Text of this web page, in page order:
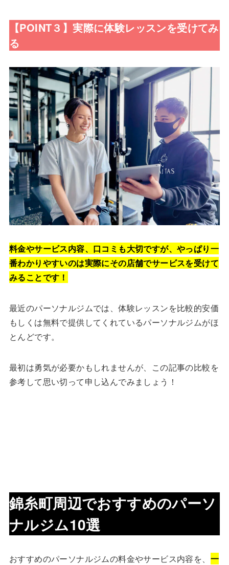
【POINT３】実際に体験レッスンを受けてみ
る
料金やサービス内容、口コミも大切ですが、やっぱり一
番わかりやすいのは実際にその店舗でサービスを受けて
みることです！
最近のパーソナルジムでは、体験レッスンを比較的安価
もしくは無料で提供してくれているパーソナルジムがほ
とんどです。
最初は勇気が必要かもしれませんが、この記事の比較を
参考して思い切って申し込んでみましょう！
錦糸町周辺でおすすめのパーソ
ナルジム10選
おすすめのパーソナルジムの料金やサービス内容を、 一